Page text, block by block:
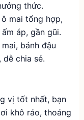
thức.
ô mai tổng hợp,
áp, gần gũi.
mai, bánh đậu
dễ chia sẻ.
vị tốt nhất, bạn
khô ráo, thoáng